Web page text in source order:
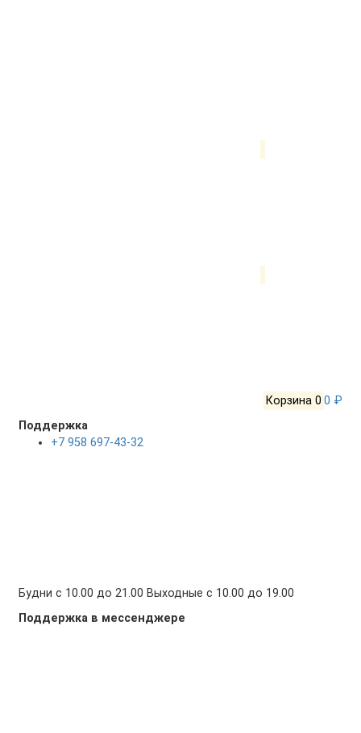
Корзина 0 0 ₽
Поддержка
+7 958 697-43-32
Будни с 10.00 до 21.00 Выходные с 10.00 до 19.00
Поддержка в мессенджере